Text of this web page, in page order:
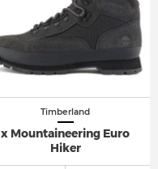
Timberland
x Mountaineering Euro
Hiker